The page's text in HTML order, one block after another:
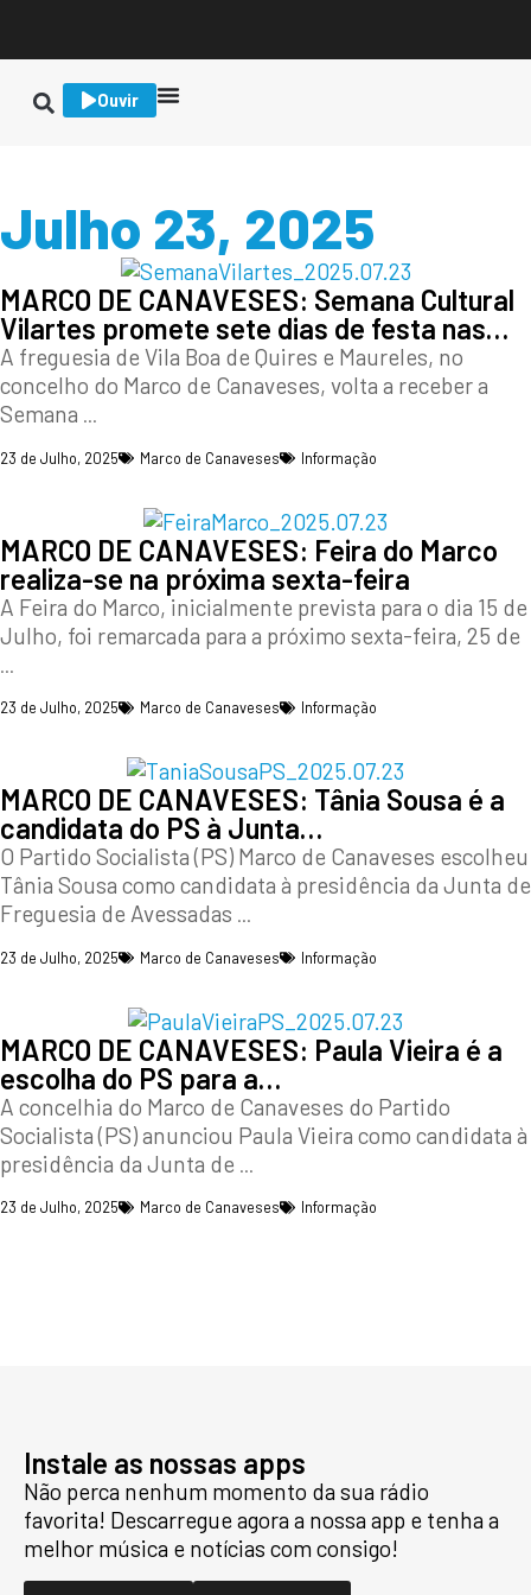
Ouvir
Julho 23, 2025
MARCO DE CANAVESES: Semana Cultural
Vilartes promete sete dias de festa nas…
A freguesia de Vila Boa de Quires e Maureles, no
concelho do Marco de Canaveses, volta a receber a
Semana ...
23 de Julho, 2025 Marco de Canaveses Informação
MARCO DE CANAVESES: Feira do Marco
realiza-se na próxima sexta-feira
A Feira do Marco, inicialmente prevista para o dia 15 de
Julho, foi remarcada para a próximo sexta-feira, 25 de
...
23 de Julho, 2025 Marco de Canaveses Informação
MARCO DE CANAVESES: Tânia Sousa é a
candidata do PS à Junta…
O Partido Socialista (PS) Marco de Canaveses escolheu
Tânia Sousa como candidata à presidência da Junta de
Freguesia de Avessadas ...
23 de Julho, 2025 Marco de Canaveses Informação
MARCO DE CANAVESES: Paula Vieira é a
escolha do PS para a…
A concelhia do Marco de Canaveses do Partido
Socialista (PS) anunciou Paula Vieira como candidata à
presidência da Junta de ...
23 de Julho, 2025 Marco de Canaveses Informação
Instale as nossas apps
Não perca nenhum momento da sua rádio
favorita! Descarregue agora a nossa app e tenha a
melhor música e notícias com consigo!